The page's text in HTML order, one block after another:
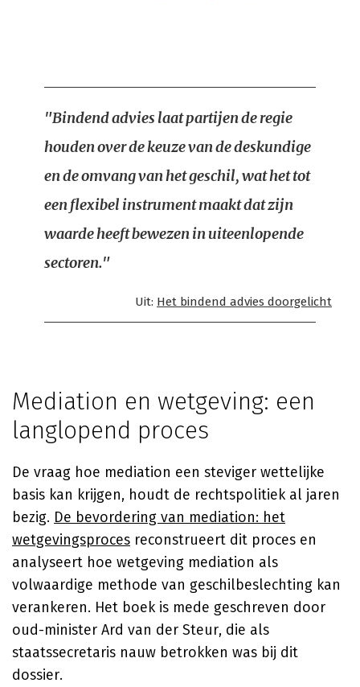
"Bindend advies laat partijen de regie
houden over de keuze van de deskundige
en de omvang van het geschil, wat het tot
een flexibel instrument maakt dat zijn
waarde heeft bewezen in uiteenlopende
sectoren."
Uit: Het bindend advies doorgelicht
Mediation en wetgeving: een
langlopend proces
De vraag hoe mediation een steviger wettelijke
basis kan krijgen, houdt de rechtspolitiek al jaren
bezig. De bevordering van mediation: het
wetgevingsproces reconstrueert dit proces en
analyseert hoe wetgeving mediation als
volwaardige methode van geschilbeslechting kan
verankeren. Het boek is mede geschreven door
oud-minister Ard van der Steur, die als
staatssecretaris nauw betrokken was bij dit
dossier.